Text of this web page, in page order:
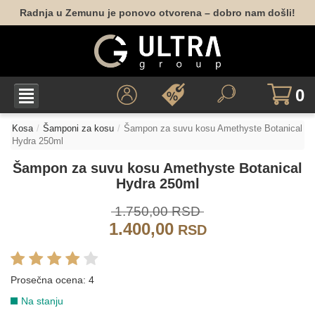
Radnja u Zemunu je ponovo otvorena – dobro nam došli!
0
Kosa Šamponi za kosu
Šampon za suvu kosu Amethyste Botanical
Hydra 250ml
Šampon za suvu kosu Amethyste Botanical
Hydra 250ml
1.750,00 RSD
1.400,00RSD
Prosečna ocena: 4
Na stanju